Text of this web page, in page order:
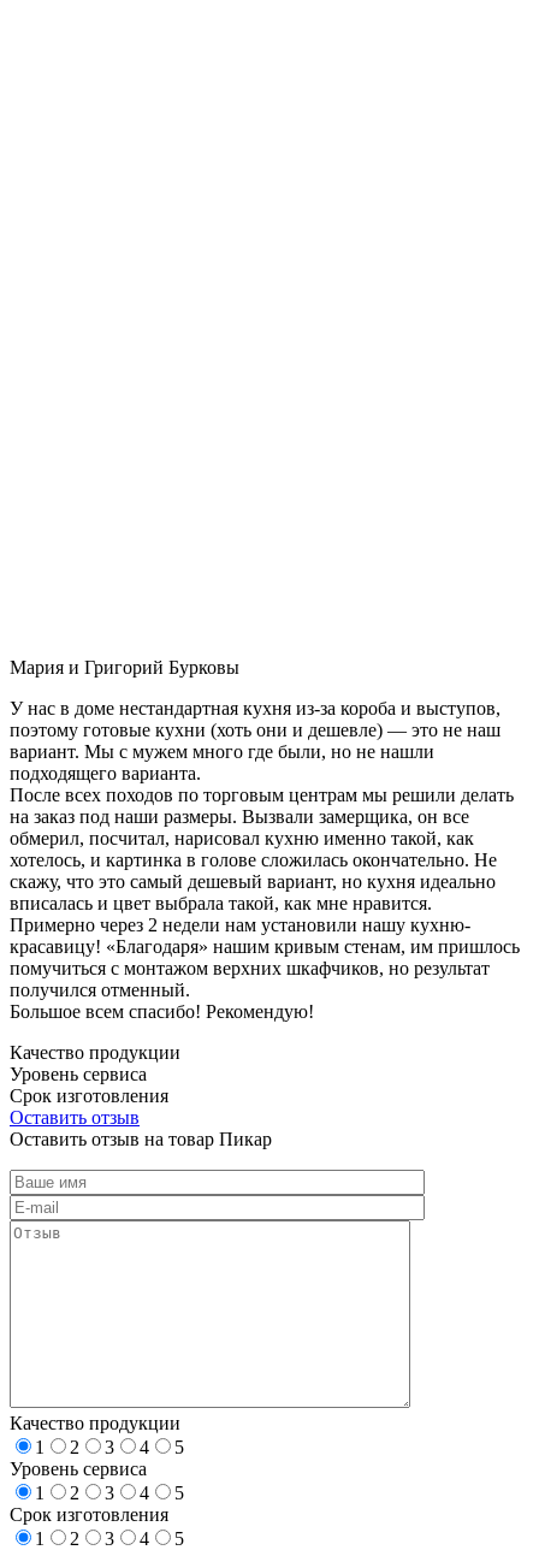
Мария и Григорий Бурковы
У нас в доме нестандартная кухня из-за короба и выступов,
поэтому готовые кухни (хоть они и дешевле) — это не наш
вариант. Мы с мужем много где были, но не нашли
подходящего варианта.
После всех походов по торговым центрам мы решили делать
на заказ под наши размеры. Вызвали замерщика, он все
обмерил, посчитал, нарисовал кухню именно такой, как
хотелось, и картинка в голове сложилась окончательно. Не
скажу, что это самый дешевый вариант, но кухня идеально
вписалась и цвет выбрала такой, как мне нравится.
Примерно через 2 недели нам установили нашу кухню-
красавицу! «Благодаря» нашим кривым стенам, им пришлось
помучиться с монтажом верхних шкафчиков, но результат
получился отменный.
Большое всем спасибо! Рекомендую!
Качество продукции
Уровень сервиса
Срок изготовления
Оставить отзыв
Оставить отзыв на товар Пикар
Качество продукции
1
2 3 4
5
Уровень сервиса
1
2 3 4
5
Срок изготовления
1
2 3 4
5